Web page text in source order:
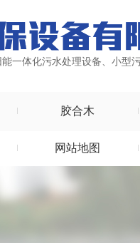
一体化污水处理设备、小型
胶合木
网站地图